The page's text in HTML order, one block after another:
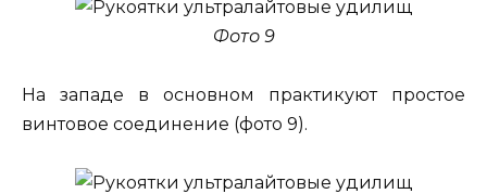
Фото 9
На западе в основном практикуют простое
винтовое соединение (фото 9).